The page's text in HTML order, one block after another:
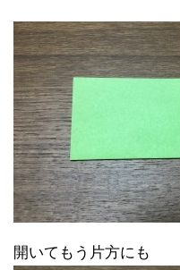
開いてもう片方にも